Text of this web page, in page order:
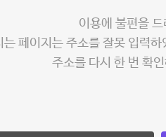
이용에 불편을
는 페이지는 주소를 잘못 입력
주소를 다시 한 번 확